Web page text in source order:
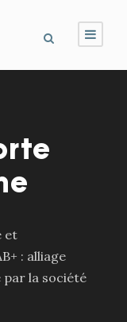
et
: alliage
par la société